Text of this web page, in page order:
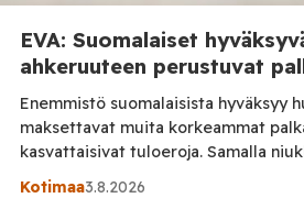
EVA: Suomalaiset
ahkeruuteen perustuvat
Enemmistö suomalaisista hyväksyy
maksettavat muita korkeammat
kasvattaisivat tuloeroja. Samalla
tuloerojen kasvaneen Suomessa
Kotimaa3.8.2026